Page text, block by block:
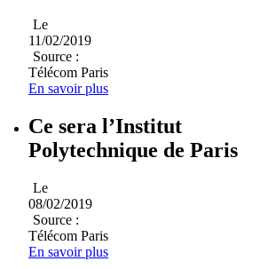
Le
11/02/2019
Source :
Télécom Paris
En savoir plus
Ce sera l’Institut
Polytechnique de Paris
Le
08/02/2019
Source :
Télécom Paris
En savoir plus